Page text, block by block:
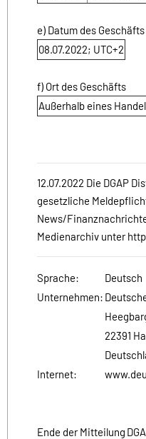
e) Datum des Geschäfts
08.07.2022; UTC+2
f) Ort des Geschäfts
Außerhalb eines
12.07.2022 Die DGAP
gesetzliche
News/
Medienarchiv unter
Sprache:
Deutsch
Unternehmen:
22391
Internet:
Ende der Mitteilung